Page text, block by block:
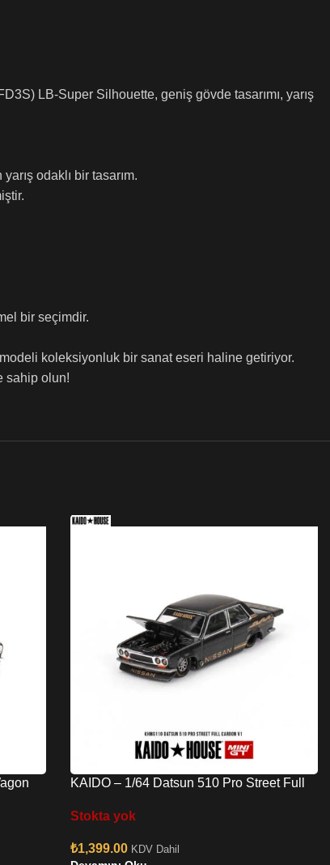
LB-Super Silhouette, geniş gövde tasarımı, yarış
odaklı bir tasarım.
bir seçimdir.
koleksiyonluk bir sanat eseri haline getiriyor.
sahip olun!
KAIDO – 1/64 Datsun 510 Pro Street Full
Stokta yok
₺1,399.00 KDV Dahil